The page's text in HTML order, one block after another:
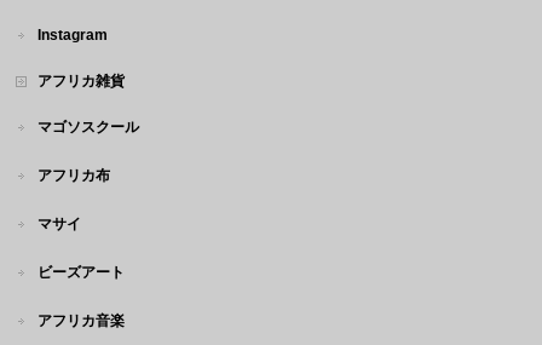
Instagram
アフリカ雑貨
マゴソスクール
アフリカ布
マサイ
ビーズアート
アフリカ音楽